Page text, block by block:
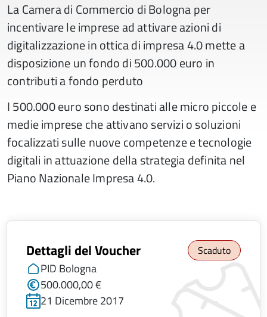
La Camera di Commercio di Bologna per
incentivare le imprese ad attivare azioni di
digitalizzazione in ottica di impresa 4.0 mette a
disposizione un fondo di 500.000 euro in
contributi a fondo perduto
​I 500.000 euro sono destinati alle micro piccole e
medie imprese che attivano servizi o soluzioni
focalizzati sulle nuove competenze e tecnologie
digitali in attuazione della strategia definita nel
Piano Nazionale Impresa 4.0.
Dettagli del Voucher Scaduto
PID Bologna
500.000,00 €
21 Dicembre 2017